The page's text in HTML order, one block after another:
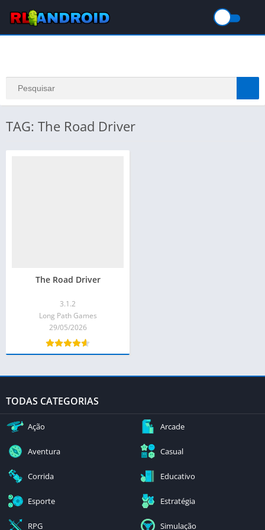
TAG: The Road Driver
The Road Driver
3.1.2
Long Path Games
29/05/2026
TODAS CATEGORIAS
Ação Arcade
Aventura Casual
Corrida Educativo
Esporte Estratégia
RPG Simulação